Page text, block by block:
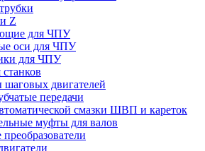
Z
для ЧПУ
оси для ЧПУ
для ЧПУ
шаговых двигателей
передачи
смазки ШВП и кареток
муфты для валов